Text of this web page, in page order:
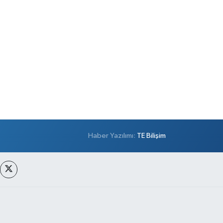
Haber Yazılımı: TE Bilişim